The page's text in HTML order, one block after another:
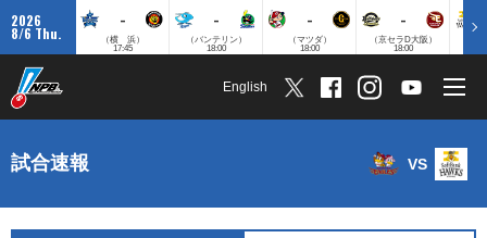
2026
8/6 Thu.
-
（横 浜）
17:45
-
（バンテリン）
18:00
-
（マツダ）
18:00
-
（京セラD大阪）
18:00
English
試合速報 VS